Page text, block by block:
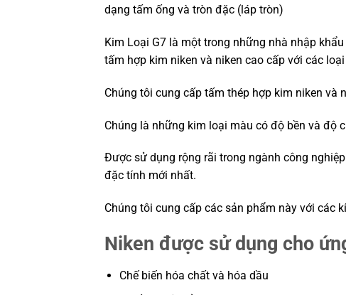
dạng tấm ống và tròn đặc (láp tròn)
Kim Loại G7 là một trong những nhà nhập
tấm hợp kim niken và niken cao cấp với các
Chúng tôi cung cấp tấm thép hợp kim niken và
Chúng là những kim loại màu có độ bền và độ
Được sử dụng rộng rãi trong ngành công
đặc tính mới nhất.
Chúng tôi cung cấp các sản phẩm này với các
Niken được sử dụng cho
Chế biến hóa chất và hóa dầu